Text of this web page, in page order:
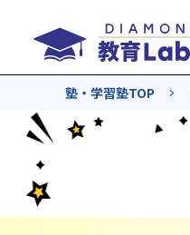
塾・学習塾TOP